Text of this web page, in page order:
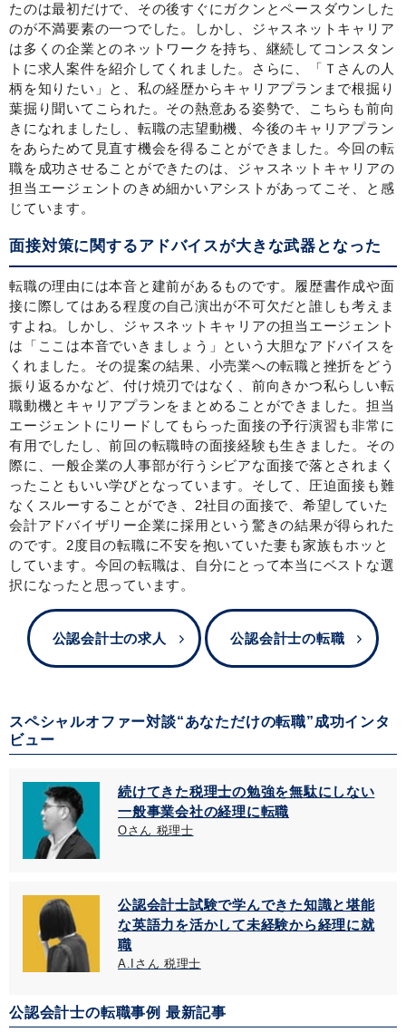
たのは最初だけで、その後すぐにガクンとペースダウンした
のが不満要素の一つでした。しかし、ジャスネットキャリア
は多くの企業とのネットワークを持ち、継続してコンスタン
トに求人案件を紹介してくれました。さらに、「Ｔさんの人
柄を知りたい」と、私の経歴からキャリアプランまで根掘り
葉掘り聞いてこられた。その熱意ある姿勢で、こちらも前向
きになれましたし、転職の志望動機、今後のキャリアプラン
をあらためて見直す機会を得ることができました。今回の転
職を成功させることができたのは、ジャスネットキャリアの
担当エージェントのきめ細かいアシストがあってこそ、と感
じています。
面接対策に関するアドバイスが大きな武器となった
転職の理由には本音と建前があるものです。履歴書作成や面
接に際してはある程度の自己演出が不可欠だと誰しも考えま
すよね。しかし、ジャスネットキャリアの担当エージェント
は「ここは本音でいきましょう」という大胆なアドバイスを
くれました。その提案の結果、小売業への転職と挫折をどう
振り返るかなど、付け焼刃ではなく、前向きかつ私らしい転
職動機とキャリアプランをまとめることができました。担当
エージェントにリードしてもらった面接の予行演習も非常に
有用でしたし、前回の転職時の面接経験も生きました。その
際に、一般企業の人事部が行うシビアな面接で落とされまく
ったこともいい学びとなっています。そして、圧迫面接も難
なくスルーすることができ、2社目の面接で、希望していた
会計アドバイザリー企業に採用という驚きの結果が得られた
のです。2度目の転職に不安を抱いていた妻も家族もホッと
しています。今回の転職は、自分にとって本当にベストな選
択になったと思っています。
公認会計士の求人 公認会計士の転職
スペシャルオファー対談“あなただけの転職”成功インタ
ビュー
続けてきた税理士の勉強を無駄にしない
一般事業会社の経理に転職
Oさん 税理士
公認会計士試験で学んできた知識と堪能
な英語力を活かして未経験から経理に就
職
A.Iさん 税理士
公認会計士の転職事例 最新記事